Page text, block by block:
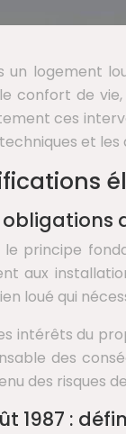
un
confort de
ces
et
le principe
aux
loué qui
intérêts du
des
des risques
1987 :